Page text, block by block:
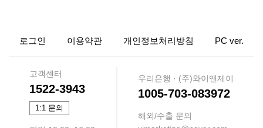
로그인 이용약관 개인정보처리방침 PC ver.
고객센터
1522-3943
1:1 문의
우리은행 · (주)와이앤제이
1005-703-083972
해외/수출 문의